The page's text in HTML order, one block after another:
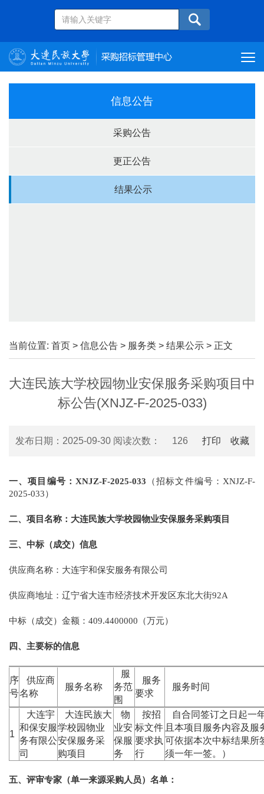
信息公告
采购公告
更正公告
结果公示
当前位置: 首页 > 信息公告 > 服务类 > 结果公示 > 正文
大连民族大学校园物业安保服务采购项目中
标公告(XNJZ-F-2025-033)
发布日期：2025-09-30 阅读次数： 126 打印 收藏
一、项目编号：XNJZ-F-2025-033 （招标文件编号：XNJZ-F-
2025-033）
二、项目名称：大连民族大学校园物业安保服务采购项目
三、中标（成交）信息
供应商名称：大连宇和保安服务有限公司
供应商地址：辽宁省大连市经济技术开发区东北大街92A
中标（成交）金额：409.4400000（万元）
四、主要标的信息
序
号
供应商
名称
服务名称
服
务范
围
服务
要求
服务时间
1
大连宇
和保安服
务有限公
司
大连民族大
学校园物业
安保服务采
购项目
物
业安
保服
务
按招
标文件
要求执
行
自合同签订之日起一
且本项目服务内容及
可依据本次中标结果所
须一年一签。）
五、评审专家（单一来源采购人员）名单：